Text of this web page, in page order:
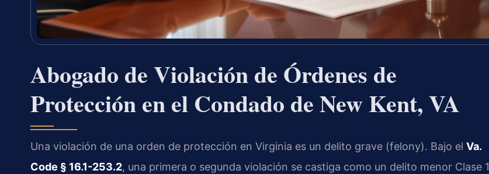
Abogado de Violación de Órdenes de
Protección en el Condado de New Kent, VA
Una violación de una orden de protección en Virginia es un delito grave (felony). Bajo el Va.
Code § 16.1-253.2, una primera o segunda violación se castiga como un delito menor Clase 1